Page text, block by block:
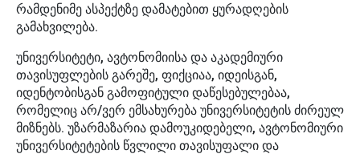
რამდენიმე ასპექტზე დამატებით ყურადღების
გამახვილება.
უნივერსიტეტი, ავტონომიისა და აკადემიური
თავისუფლების გარეშე, ფიქციაა, იდეისგან,
იდენტობისგან გამოფიტული დაწესებულებაა,
რომელიც არ/ვერ ემსახურება უნივერსიტეტის ძირეულ
მიზნებს. უზარმაზარია დამოუკიდებელი, ავტონომიური
უნივერსიტეტების წვლილი თავისუფალი და